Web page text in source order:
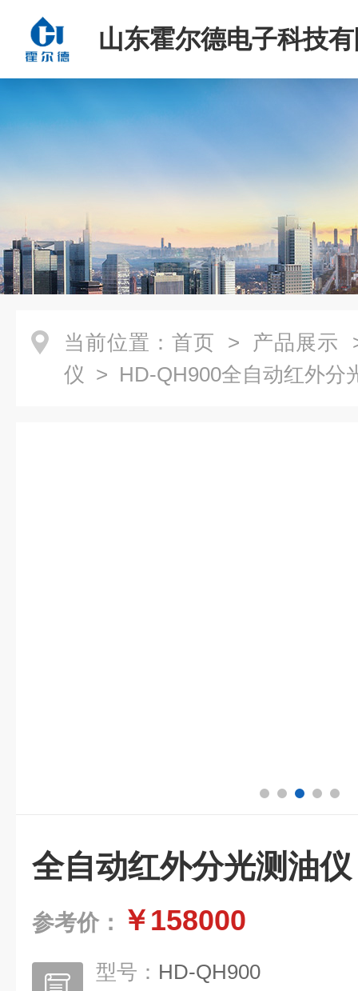
山东霍尔德电子科技
当前位置： 首页 > 产品展示
仪 > HD-QH900全自动红外分
全自动红外分光测油仪
参考价： ￥158000
型号： HD-QH900